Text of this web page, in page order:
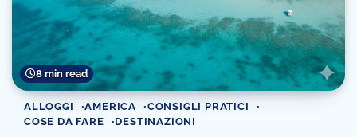
8 min read
ALLOGGI AMERICA
CONSIGLI PRATICI
COSE DA FARE
DESTINAZIONI